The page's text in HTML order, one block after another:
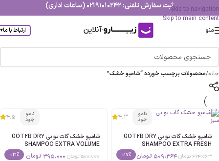
Skip to navigation
Skip to main content
ثبت سفارش تلفنی: 02191010242 (ساعات اداری)
منو ارتباط با ما▾
خانه/محصولات برچسب خورده “شامپو خشک”
نامو
جود
4.3
شامپو خشک گات تو بی GOT2B DRY
SHAMPOO EXTRA FRESH
614،063تومان509،364 تومان -17%
نامو
جود
4.5
شامپو خشک گات تو بی GOT2B DRY
SHAMPOO EXTRA VOLUME
500،000تومان 395،000 تومان -21%